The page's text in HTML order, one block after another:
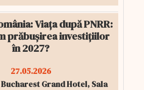
Viața după PNRR:
prăbușirea investițiilor
în 2027?
27.05.2026
Grand Hotel, Sala